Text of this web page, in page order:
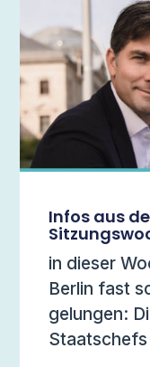
Infos aus
in dieser
Berlin fast
gelungen:
Staatschefs